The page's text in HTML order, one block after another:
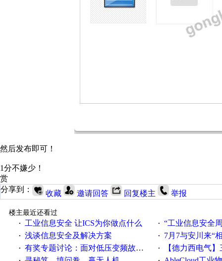
然后发布即可！
1分不嫌少！
赏
分享到：
收藏 邀请回答 回复楼主 举报
楼主最近还看过
·
工业信息安全 让ICS为你做点什么 · “工业信息安全周之我见”
· 浅谈信息安全及解决方案 · 7月7与安川来“
· 有奖专题讨论：面对低压变频故障，老手是这样解决的！ · 【德力西电气】三